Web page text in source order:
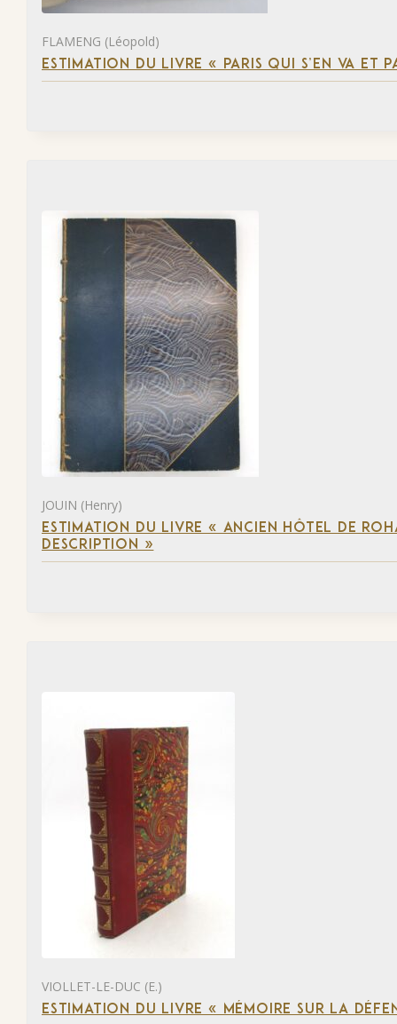
FLAMENG (Léopold)
ESTIMATION DU LIVRE « PARIS QUI S’EN VA ET
JOUIN (Henry)
ESTIMATION DU LIVRE « ANCIEN HÔTEL DE
DESCRIPTION »
VIOLLET-LE-DUC (E.)
ESTIMATION DU LIVRE « MÉMOIRE SUR LA